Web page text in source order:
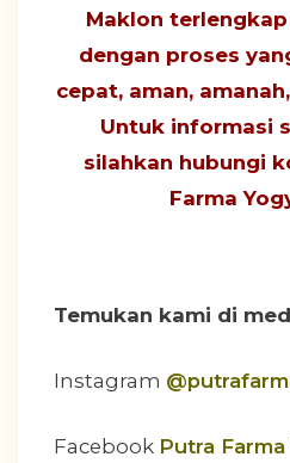
Maklon
dengan proses
cepat, aman,
Untuk informasi
silahkan hubungi
Farma
Temukan kami di
Instagram
Facebook Putra